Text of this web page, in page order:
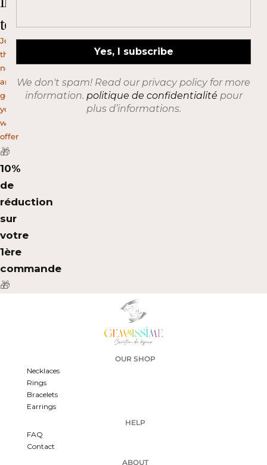
touch!
Join
the
newsletter
and
get
your
welcome
offer
🎁
10%
de
réduction
sur
votre
1ère
commande
🎁
We don't spam! Read our privacy policy for more
information. politique de confidentialité pour
plus d’informations.
OUR SHOP
Necklaces
Rings
Bracelets
Earrings
HELP
FAQ
Contact
ABOUT